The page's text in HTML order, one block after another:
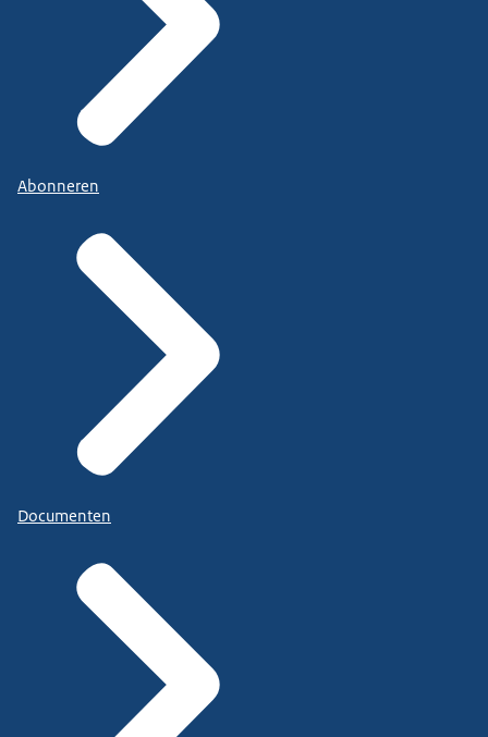
Abonneren
Documenten